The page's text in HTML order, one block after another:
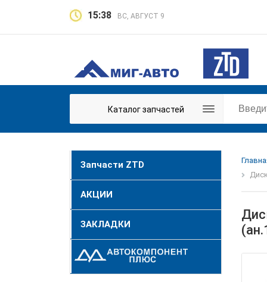
15:38 ВС, АВГУСТ 9
Каталог запчастей
Запчасти ZTD
АКЦИИ
ЗАКЛАДКИ